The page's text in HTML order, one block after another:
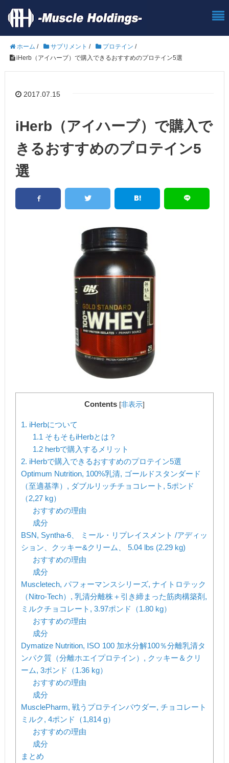
ホーム / サプリメント / プロテイン /
iHerb（アイハーブ）で購入できるおすすめのプロテイン5選
2017.07.15
iHerb（アイハーブ）で購入で
きるおすすめのプロテイン5
選
Contents [非表示]
1. iHerbについて
1.1 そもそもiHerbとは？
1.2 herbで購入するメリット
2. iHerbで購入できるおすすめのプロテイン5選
Optimum Nutrition, 100%乳清, ゴールドスタンダード
（至適基準）, ダブルリッチチョコレート, 5ポンド
（2,27 kg）
おすすめの理由
成分
BSN, Syntha-6、 ミール・リプレイスメント /アディッ
ション、クッキー&クリーム、 5.04 lbs (2.29 kg)
おすすめの理由
成分
Muscletech, パフォーマンスシリーズ, ナイトロテック
（Nitro-Tech）, 乳清分離株＋引き締まった筋肉構築剤,
ミルクチョコレート, 3.97ポンド（1.80 kg）
おすすめの理由
成分
Dymatize Nutrition, ISO 100 加水分解100％分離乳清タ
ンパク質（分離ホエイプロテイン）, クッキー＆クリ
ーム, 3ポンド（1.36 kg）
おすすめの理由
成分
MusclePharm, 戦うプロテインパウダー, チョコレート
ミルク, 4ポンド（1,814 g）
おすすめの理由
成分
まとめ